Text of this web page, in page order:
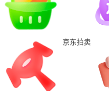
京东拍卖